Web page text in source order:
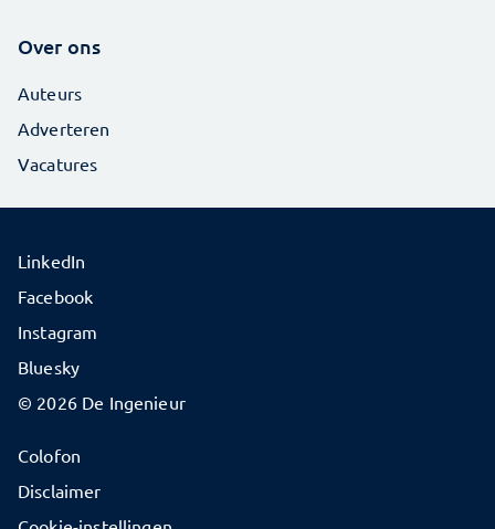
Over ons
Auteurs
Adverteren
Vacatures
© 2026 De Ingenieur
Colofon
Disclaimer
LinkedIn
Facebook
Instagram
Bluesky